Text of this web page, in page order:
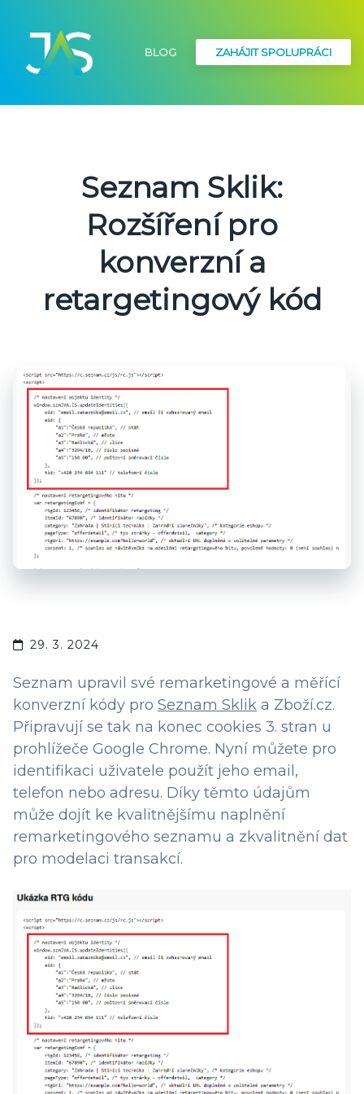
BLOG ZAHÁJIT SPOLUPRÁCI
Seznam Sklik:
Rozšíření pro
konverzní a
retargetingový kód
29. 3. 2024
Seznam upravil své remarketingové a měřící
konverzní kódy pro Seznam Sklik a Zboží.cz.
Připravují se tak na konec cookies 3. stran u
prohlížeče Google Chrome. Nyní můžete pro
identifikaci uživatele použít jeho email,
telefon nebo adresu. Díky těmto údajům
může dojít ke kvalitnějšímu naplnění
remarketingového seznamu a zkvalitnění dat
pro modelaci transakcí.